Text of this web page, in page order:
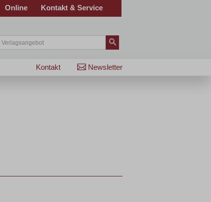
Online Kontakt & Service
Newsletter
Kontakt